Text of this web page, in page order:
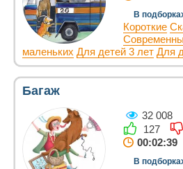
В
Короткие
маленьких Для детей 3 лет Для
Багаж
32 008
127
00:02:39
В